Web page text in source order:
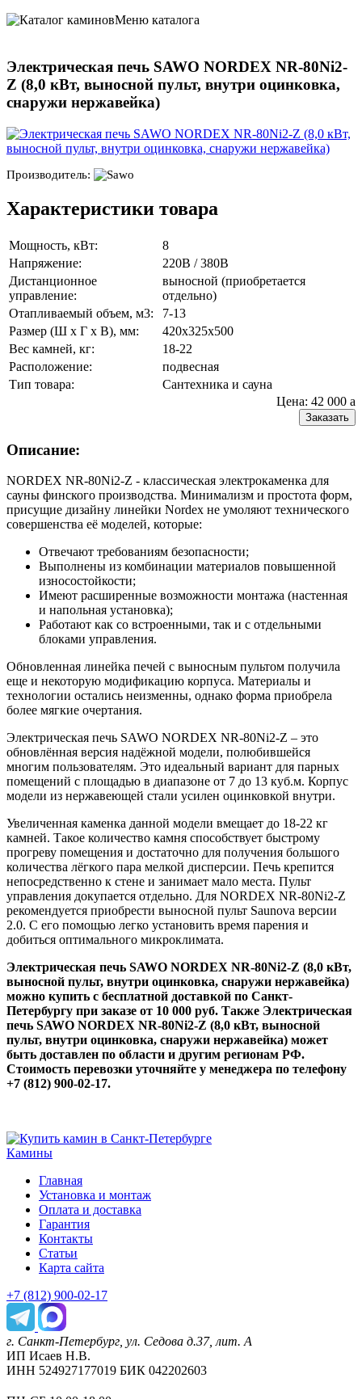
Меню каталога
Электрическая печь SAWO NORDEX NR-80Ni2-
Z (8,0 кВт, выносной пульт, внутри оцинковка,
снаружи нержавейка)
Производитель:
Характеристики товара
Мощность, кВт:
8
Напряжение:
220В / 380В
Дистанционное
управление:
выносной (приобретается
отдельно)
Отапливаемый объем, м3:
7-13
Размер (Ш x Г x В), мм:
420x325x500
Вес камней, кг:
18-22
Расположение:
подвесная
Тип товара:
Сантехника и сауна
Цена: 42 000 a
Заказать
Описание:
NORDEX NR-80Ni2-Z - классическая электрокаменка для
сауны финского производства. Минимализм и простота форм,
присущие дизайну линейки Nordex не умоляют технического
совершенства её моделей, которые:
Отвечают требованиям безопасности;
Выполнены из комбинации материалов повышенной
износостойкости;
Имеют расширенные возможности монтажа (настенная
и напольная установка);
Работают как со встроенными, так и с отдельными
блоками управления.
Обновленная линейка печей с выносным пультом получила
еще и некоторую модификацию корпуса. Материалы и
технологии остались неизменны, однако форма приобрела
более мягкие очертания.
Электрическая печь SAWO NORDEX NR-80Ni2-Z – это
обновлённая версия надёжной модели, полюбившейся
многим пользователям. Это идеальный вариант для парных
помещений с площадью в диапазоне от 7 до 13 куб.м. Корпус
модели из нержавеющей стали усилен оцинковкой внутри.
Увеличенная каменка данной модели вмещает до 18-22 кг
камней. Такое количество камня способствует быстрому
прогреву помещения и достаточно для получения большого
количества лёгкого пара мелкой дисперсии. Печь крепится
непосредственно к стене и занимает мало места. Пульт
управления докупается отдельно. Для NORDEX NR-80Ni2-Z
рекомендуется приобрести выносной пульт Saunova версии
2.0. С его помощью легко установить время парения и
добиться оптимального микроклимата.
Электрическая печь SAWO NORDEX NR-80Ni2-Z (8,0 кВт,
выносной пульт, внутри оцинковка, снаружи нержавейка)
можно купить с бесплатной доставкой по Санкт-
Петербургу при заказе от 10 000 руб. Также Электрическая
печь SAWO NORDEX NR-80Ni2-Z (8,0 кВт, выносной
пульт, внутри оцинковка, снаружи нержавейка) может
быть доставлен по области и другим регионам РФ.
Стоимость перевозки уточняйте у менеджера по телефону
+7 (812) 900-02-17.
Камины
Главная
Установка и монтаж
Оплата и доставка
Гарантия
Контакты
Статьи
Карта сайта
+7 (812) 900-02-17
г. Санкт-Петербург, ул. Седова д.37, лит. А
ИП Исаев Н.В.
ИНН 524927177019 БИК 042202603